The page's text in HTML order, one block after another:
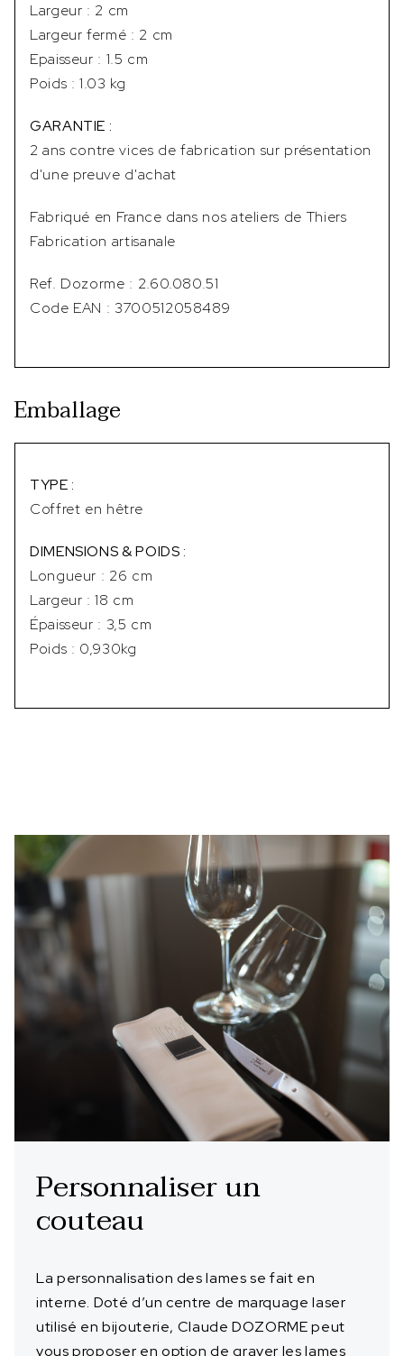
Largeur : 2 cm
Largeur fermé : 2 cm
Epaisseur : 1.5 cm
Poids : 1.03 kg
GARANTIE :
2 ans contre vices de fabrication sur présentation
d'une preuve d'achat
Fabriqué en France dans nos ateliers de Thiers
Fabrication artisanale
Ref. Dozorme : 2.60.080.51
Code EAN : 3700512058489
Emballage
TYPE :
Coffret en hêtre
DIMENSIONS & POIDS :
Longueur : 26 cm
Largeur : 18 cm
Épaisseur : 3,5 cm
Poids : 0,930kg
Personnaliser un
couteau
La personnalisation des lames se fait en
interne. Doté d’un centre de marquage laser
utilisé en bijouterie, Claude DOZORME peut
vous proposer en option de graver les lames